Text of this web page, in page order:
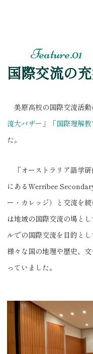
国際交流の
美原高校の国際交流活動
流大バザー」「国際理解教
た。
「オーストラリア語学
にあるWerribee
ー・カレッジ）と交流を
は地域の国際交流の場と
ルでの国際交流を目的と
様々な国の地理や歴史、
っていました。